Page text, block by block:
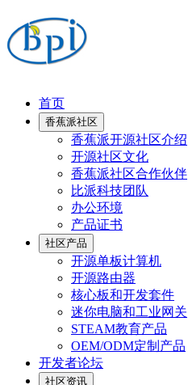
首页
香蕉派社区
香蕉派开源社区介绍
开源社区文化
香蕉派社区合作伙伴
比派科技团队
办公环境
产品证书
社区产品
开源单板计算机
开源路由器
核心板和开发套件
迷你电脑和工业网关
STEAM教育产品
OEM/ODM定制产品
开发者论坛
社区资讯